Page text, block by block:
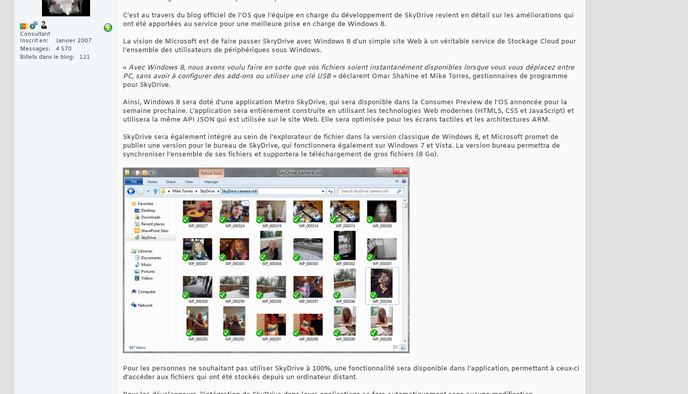
Consultant
Inscrit en
Janvier 2007
Messages
4 570
Billets dans le blog
121
C’est au travers du blog officiel de l’OS que l’équipe en charge du développement de SkyDrive revient en détail sur les améliorations qui
ont été apportées au service pour une meilleure prise en charge de Windows 8.
La vision de Microsoft est de faire passer SkryDrive avec Windows 8 d’un simple site Web à un véritable service de Stockage Cloud pour
l’ensemble des utilisateurs de périphériques sous Windows.
« Avec Windows 8, nous avons voulu faire en sorte que vos fichiers soient instantanément disponibles lorsque vous vous déplacez entre
PC, sans avoir à configurer des add-ons ou utiliser une clé USB» déclarent Omar Shahine et Mike Torres, gestionnaires de programme
pour SkyDrive.
Ainsi, Windows 8 sera doté d’une application Metro SkyDrive, qui sera disponible dans la Consumer Preview de l’OS annoncée pour la
semaine prochaine. L’application sera entièrement construite en utilisant les technologies Web modernes (HTML5, CSS et JavaScript) et
utilisera la même API JSON qui est utilisée sur le site Web. Elle sera optimisée pour les écrans tactiles et les architectures ARM.
SkyDrive sera également intégré au sein de l’explorateur de fichier dans la version classique de Windows 8, et Microsoft promet de
publier une version pour le bureau de SkyDrive, qui fonctionnera également sur Windows 7 et Vista. La version bureau permettra de
synchroniser l’ensemble de ses fichiers et supportera le téléchargement de gros fichiers (8 Go).
Pour les personnes ne souhaitant pas utiliser SkyDrive à 100%, une fonctionnalité sera disponible dans l’application, permettant à ceux-ci
d’accéder aux fichiers qui ont été stockés depuis un ordinateur distant.